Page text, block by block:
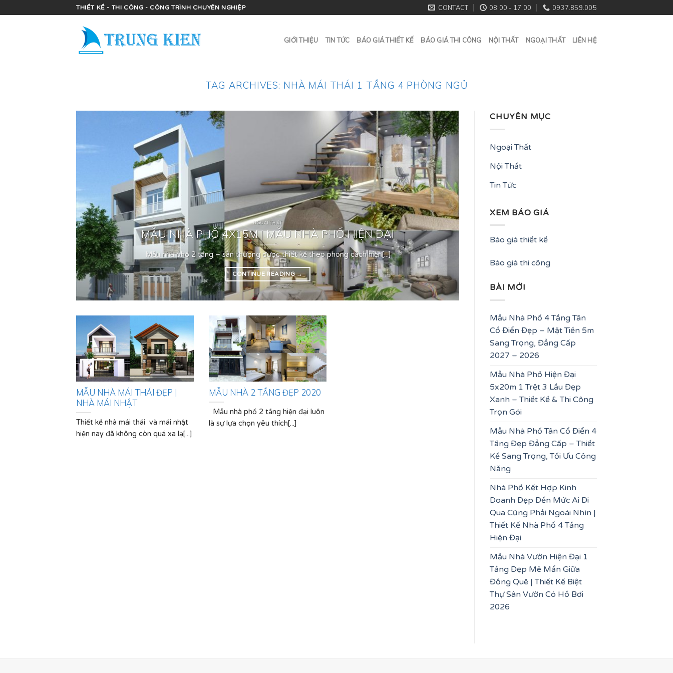
to
THIẾT KẾ - THI CÔNG - CÔNG TRÌNH CHUYÊN NGHIỆP CONTACT 08:00 - 17:00 0937.859.005
GIỚI THIỆU TIN TỨC BÁO GIÁ THIẾT KẾ BÁO GIÁ THI CÔNG NỘI THẤT NGOẠI THẤT LIÊN HỆ
TAG ARCHIVES: NHÀ MÁI THÁI 1 TẦNG 4 PHÒNG NGỦ
NGOẠI THẤT
MẪU NHÀ PHỐ 4X15M | MẪU NHÀ PHỐ HIỆN ĐẠI
Mẫu nhà phố 2 tầng – sân thượng được thiết kế theo phong cách hiện[...]
CONTINUE READING→
MẪU NHÀ MÁI THÁI ĐẸP |
NHÀ MÁI NHẬT
Thiết kế nhà mái thái và mái nhật
hiện nay đã không còn quá xa lạ[...]
MẪU NHÀ 2 TẦNG ĐẸP 2020
Mẫu nhà phố 2 tầng hiện đại luôn
là sự lựa chọn yêu thích[...]
CHUYÊN MỤC
Ngoại Thất
Nội Thất
Tin Tức
XEM BÁO GIÁ
Báo giá thiết kế
Báo giá thi công
BÀI MỚI
Mẫu Nhà Phố 4 Tầng Tân
Cổ Điển Đẹp – Mặt Tiền 5m
Sang Trọng, Đẳng Cấp
2027 – 2026
Mẫu Nhà Phố Hiện Đại
5x20m 1 Trệt 3 Lầu Đẹp
Xanh – Thiết Kế & Thi Công
Trọn Gói
Mẫu Nhà Phố Tân Cổ Điển 4
Tầng Đẹp Đẳng Cấp – Thiết
Kế Sang Trọng, Tối Ưu Công
Năng
Nhà Phố Kết Hợp Kinh
Doanh Đẹp Đến Mức Ai Đi
Qua Cũng Phải Ngoái Nhìn |
Thiết Kế Nhà Phố 4 Tầng
Hiện Đại
Mẫu Nhà Vườn Hiện Đại 1
Tầng Đẹp Mê Mẩn Giữa
Đồng Quê | Thiết Kế Biệt
Thự Sân Vườn Có Hồ Bơi
2026